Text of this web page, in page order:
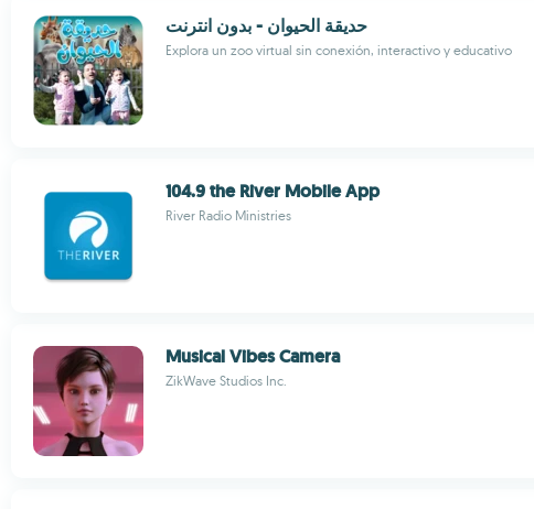
حديقة الحيوان - بدون انترنت
Explora un zoo virtual sin conexión, interactivo y educativo
104.9 the River Mobile App
River Radio Ministries
Musical Vibes Camera
ZikWave Studios Inc.